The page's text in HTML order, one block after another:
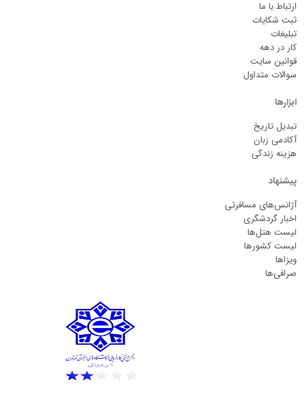
ارتباط با ما
ثبت شکایات
تبلیغات
کار در دهه
قوانین سایت
سوالات متداول
ابزارها
تبدیل تاریخ
آکادمی زبان
هزینه زندگی
پیشنهاد
آژانس‌های مسافرتی
اخبار گردشگری
لیست هتل‌ها
لیست کشورها
ویزاها
صرافی‌ها